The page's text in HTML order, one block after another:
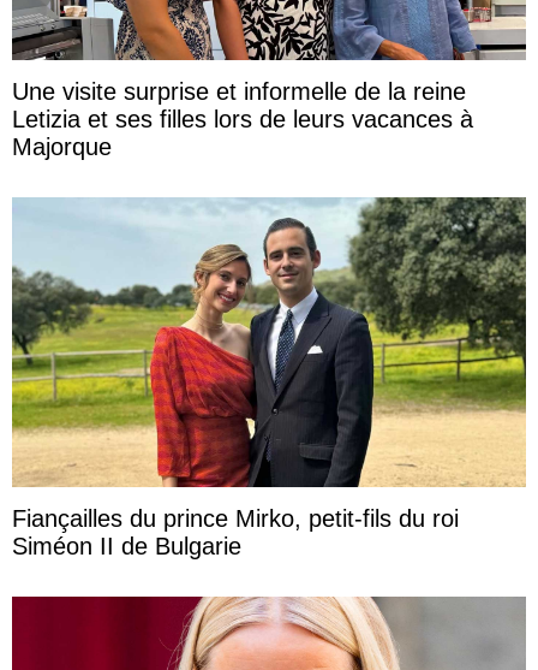
Une visite surprise et informelle de la reine
Letizia et ses filles lors de leurs vacances à
Majorque
Fiançailles du prince Mirko, petit-fils du roi
Siméon II de Bulgarie